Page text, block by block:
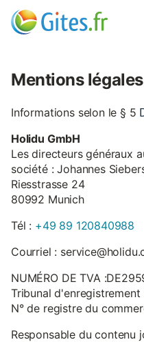
Mentions légales
Informations selon le § 5
Holidu GmbH
Les directeurs généraux
société : Johannes
Riesstrasse 24
80992 Munich
Tél : +49 89 120840988
Courriel :
NUMÉRO DE TVA
Tribunal d'enregistrement
N° de registre du
Responsable du contenu